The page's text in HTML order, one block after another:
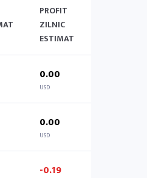
PROFIT
ZILNIC
ESTIMAT
0.00
USD
0.00
USD
-0.19